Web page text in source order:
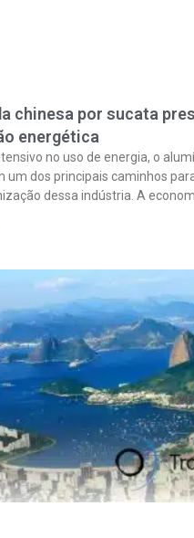
chinesa por sucata
energética
no uso de energia, o
um dos principais caminhos
dessa indústria. A
produção de um alumínio mais
devido, sobretudo, ao
prima.